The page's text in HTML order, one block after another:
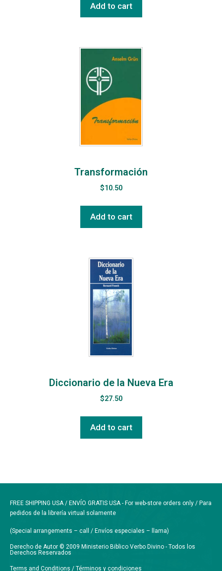
Add to cart
Transformación
$10.50
Add to cart
Diccionario de la Nueva Era
$27.50
Add to cart
FREE SHIPPING USA / ENVÍO GRATIS USA - For web-store orders only / Para
pedidos de la librería virtual solamente
(Special arrangements – call / Envíos especiales – llama)
Derecho de Autor © 2009 Ministerio Biblico Verbo Divino - Todos los
Derechos Reservados
Terms and Conditions / Términos y condiciones